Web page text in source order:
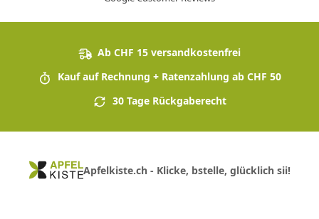
Ab CHF 15 versandkostenfrei
Kauf auf Rechnung + Ratenzahlung ab CHF 50
30 Tage Rückgaberecht
Apfelkiste.ch - Klicke, bstelle, glücklich sii!